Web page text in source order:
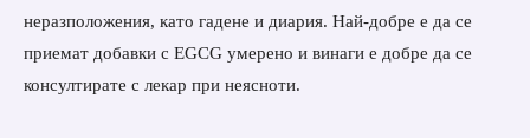
неразположения, като гадене и диария. Най-добре е да се
приемат добавки с EGCG умерено и винаги е добре да се
консултирате с лекар при неясноти.